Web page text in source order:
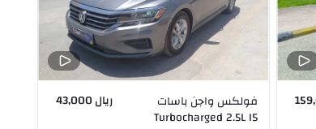
فولكس واجن باسات
Turbocharged 2.5L I5
ريال 43,000